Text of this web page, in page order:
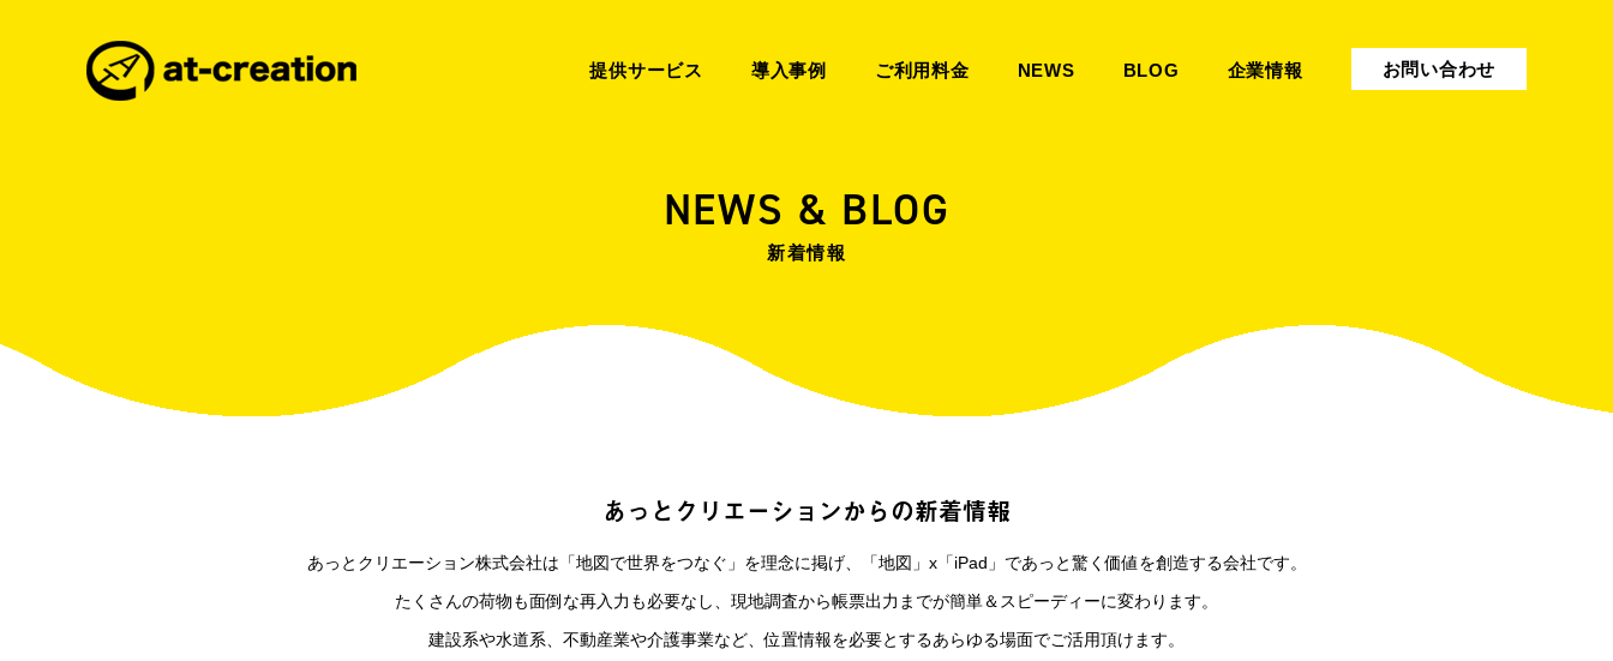
提供サービス 導入事例 ご利用料金 NEWS BLOG 企業情報 お問い合わせ
NEWS & BLOG
新着情報
あっとクリエーションからの新着情報
あっとクリエーション株式会社は「地図で世界をつなぐ」を理念に掲げ、「地図」x「iPad」であっと驚く価値を創造する会社です。
たくさんの荷物も面倒な再入力も必要なし、現地調査から帳票出力までが簡単＆スピーディーに変わります。
建設系や水道系、不動産業や介護事業など、位置情報を必要とするあらゆる場面でご活用頂けます。